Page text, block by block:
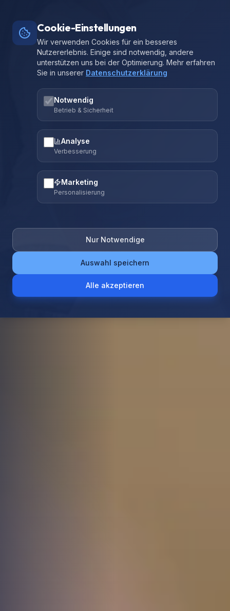
Cookie-Einstellungen
Wir verwenden Cookies für ein besseres
Nutzererlebnis. Einige sind notwendig, andere
unterstützen uns bei der Optimierung. Mehr erfahren
Sie in unserer Datenschutzerklärung
Notwendig
Betrieb & Sicherheit
Analyse
Verbesserung
Marketing
Personalisierung
Nur Notwendige
Auswahl speichern
Alle akzeptieren